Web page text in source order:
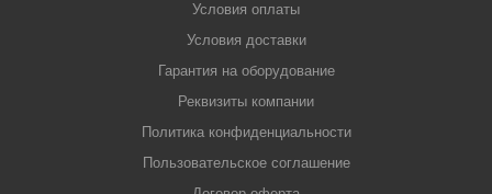
Условия оплаты
Условия доставки
Гарантия на оборудование
Реквизиты компании
Политика конфиденциальности
Пользовательское соглашение